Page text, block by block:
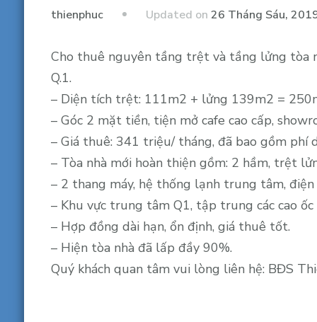
thienphuc Updated on 26 Tháng Sáu,
Cho thuê nguyên tầng trệt và tầng lửng tòa
Q.1.
– Diện tích trệt: 111m2 + lửng 139m2 =
– Góc 2 mặt tiền, tiện mở cafe cao cấp,
– Giá thuê: 341 triệu/ tháng, đã bao gồm phí
– Tòa nhà mới hoàn thiện gồm: 2 hầm, trệt
– 2 thang máy, hệ thống lạnh trung tâm,
– Khu vực trung tâm Q1, tập trung các cao
– Hợp đồng dài hạn, ổn định, giá thuê tốt.
– Hiện tòa nhà đã lấp đầy 90%.
Quý khách quan tâm vui lòng liên hệ: BĐS